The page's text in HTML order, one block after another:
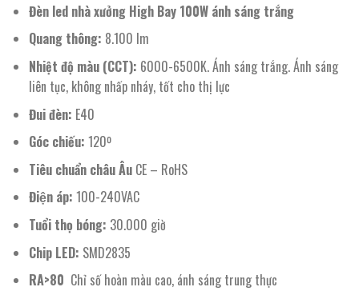
Đèn led nhà xưởng High Bay 100W ánh sáng trắng
Quang thông: 8.100 lm
Nhiệt độ màu (CCT): 6000-6500K. Ánh sáng trắng. Ánh sáng
liên tục, không nhấp nháy, tốt cho thị lực
Đui đèn: E40
Góc chiếu: 120º
Tiêu chuẩn châu ÂuCE – RoHS
Điện áp: 100-240VAC
Tuổi thọ bóng: 30.000 giờ
Chip LED: SMD2835
RA>80 Chỉ số hoàn màu cao, ánh sáng trung thực